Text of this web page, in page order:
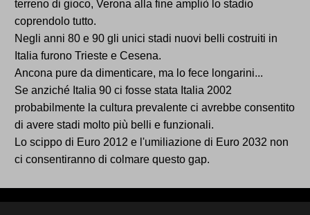
terreno di gioco, Verona alla fine ampliò lo stadio
coprendolo tutto.
Negli anni 80 e 90 gli unici stadi nuovi belli costruiti in
Italia furono Trieste e Cesena.
Ancona pure da dimenticare, ma lo fece longarini...
Se anziché Italia 90 ci fosse stata Italia 2002
probabilmente la cultura prevalente ci avrebbe consentito
di avere stadi molto più belli e funzionali.
Lo scippo di Euro 2012 e l'umiliazione di Euro 2032 non
ci consentiranno di colmare questo gap.